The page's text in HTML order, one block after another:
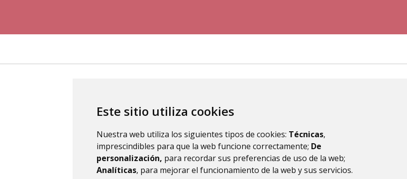
Este sitio utiliza cookies
Nuestra web utiliza los siguientes tipos de cookies: Técnicas,
imprescindibles para que la web funcione correctamente; De
personalización, para recordar sus preferencias de uso de la web;
Analíticas, para mejorar el funcionamiento de la web y sus servicios.